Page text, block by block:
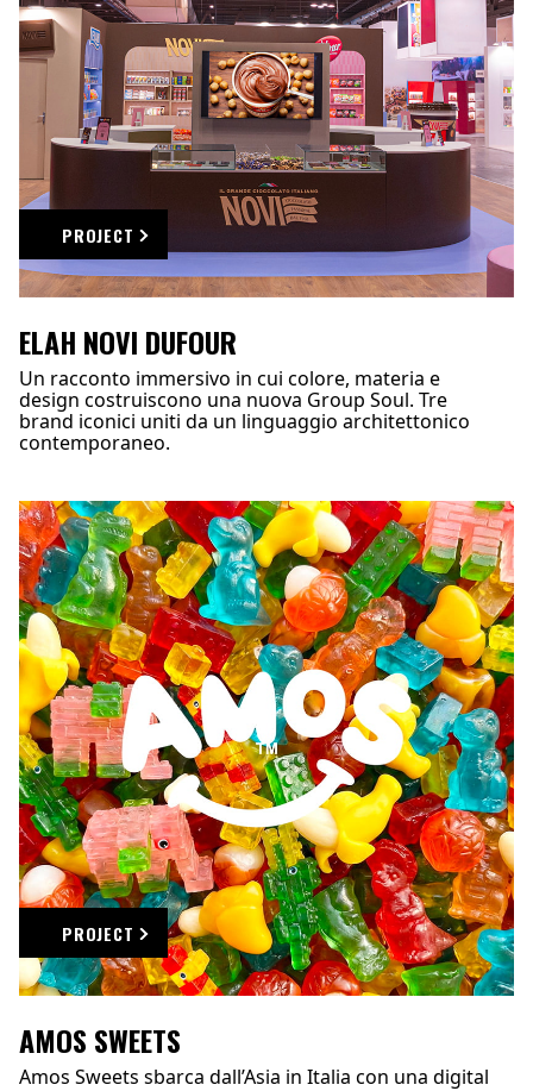
PROJECT
ELAH NOVI DUFOUR
Un racconto immersivo in cui colore, materia e
design costruiscono una nuova Group Soul. Tre
brand iconici uniti da un linguaggio architettonico
contemporaneo.
PROJECT
AMOS SWEETS
Amos Sweets sbarca dall’Asia in Italia con una digital